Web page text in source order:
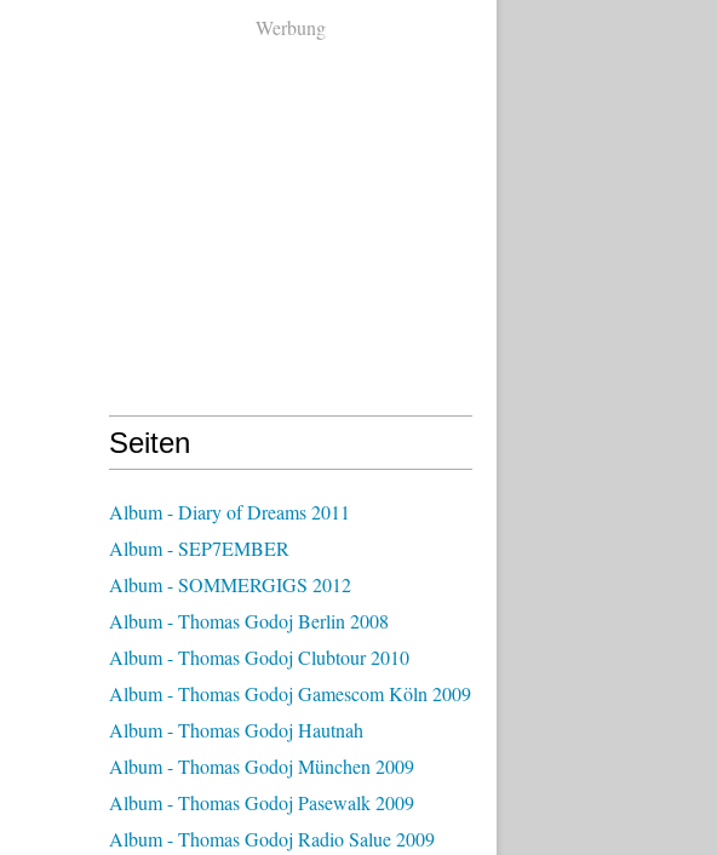
Werbung
Seiten
Album - Diary of Dreams 2011
Album - SEP7EMBER
Album - SOMMERGIGS 2012
Album - Thomas Godoj Berlin 2008
Album - Thomas Godoj Clubtour 2010
Album - Thomas Godoj Gamescom Köln 2009
Album - Thomas Godoj Hautnah
Album - Thomas Godoj München 2009
Album - Thomas Godoj Pasewalk 2009
Album - Thomas Godoj Radio Salue 2009